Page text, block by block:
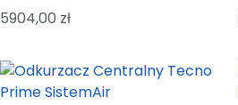
5904,00 zł